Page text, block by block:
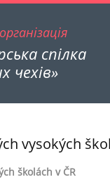
спілка
чехів»
vysokých
školách v ČR